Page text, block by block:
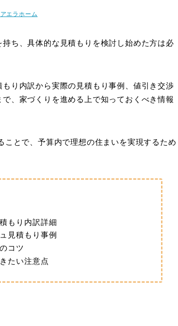
エラホーム
ち、具体的な見積もりを検討し始めた方は必
り内訳から実際の見積もり事例、値引き交渉
、家づくりを進める上で知っておくべき情報
とで、予算内で理想の住まいを実現するため
もり内訳詳細
見積もり事例
コツ
たい注意点